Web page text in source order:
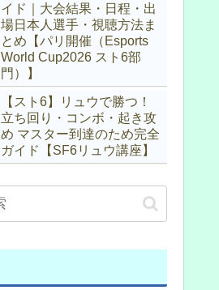
イド｜大会結果・日程・出
場日本人選手・視聴方法ま
とめ【パリ開催（Esports
World Cup2026 スト6部
門）】
【スト6】リュウで勝つ！
立ち回り・コンボ・起き攻
め マスター到達のため完全
ガイド【SF6リュウ講座】